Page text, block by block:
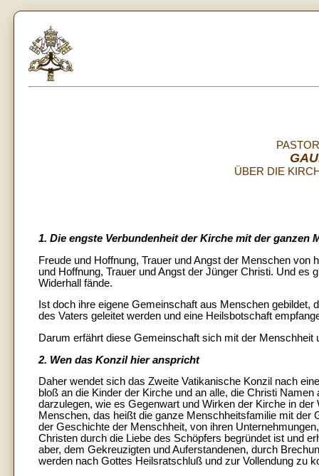
ÜBER DIE
1. Die engste Verbundenheit der Kirche mit der ganzen
Freude und Hoffnung, Trauer und Angst der Menschen von
und Hoffnung, Trauer und Angst der Jünger Christi. Und
Widerhall fände.
Ist doch ihre eigene Gemeinschaft aus Menschen
des Vaters geleitet werden und eine Heilsbotschaft
Darum erfährt diese Gemeinschaft sich mit der
2. Wen das Konzil hier anspricht
Daher wendet sich das Zweite Vatikanische Konzil nach
bloß an die Kinder der Kirche und an alle, die Christi
darzulegen, wie es Gegenwart und Wirken der Kirche in
Menschen, das heißt die ganze Menschheitsfamilie mit der
der Geschichte der Menschheit, von ihren
Christen durch die Liebe des Schöpfers begründet ist und
aber, dem Gekreuzigten und Auferstandenen, durch
werden nach Gottes Heilsratschluß und zur Vollendung zu